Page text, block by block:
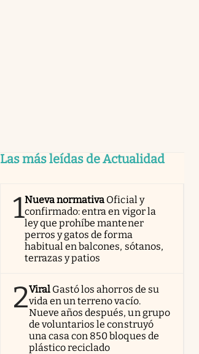
Las más leídas de Actualidad
1Nueva normativa Oficial y
confirmado: entra en vigor la
ley que prohíbe mantener
perros y gatos de forma
habitual en balcones, sótanos,
terrazas y patios
2Viral Gastó los ahorros de su
vida en un terreno vacío.
Nueve años después, un grupo
de voluntarios le construyó
una casa con 850 bloques de
plástico reciclado